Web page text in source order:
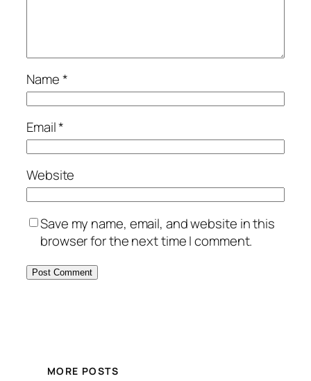
Name*
Email*
Website
Save my name, email, and website in this
browser for the next time I comment.
MORE POSTS